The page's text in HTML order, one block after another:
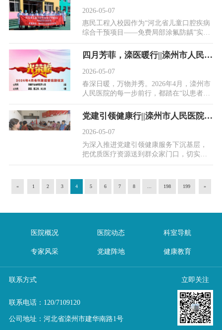
2026-05-07
惠民工程入校园作为“河北省儿童口腔疾病
综合干预项目——免费局部涂氟防龋”实施
单位，滦州市人民医院始终坚持公益为
先、服务为...
四月芳菲，滦医暖行||滦州市人民医院在细节中书写“以患者为中心”的温暖答卷
2026-05-07
春深日暖，万物并秀。2026年4月，滦州市
人民医院的每一步前行，都踏在“以患者为
中心”的坚实足迹上。我们相信，医疗不仅
是技术的...
党建引领健康行||滦州市人民医院携手甄庄卫生院，健康科普+免费检查暖民心
2026-05-07
为深入推进党建引领健康服务下沉基层，
把优质医疗资源送到群众家门口，切实提
升村民健康素养与就医获得感，4月30日下
« 1 2 3 4 5 6 7 8 198 199 »
医院概况 医院动态 科室导航
专家风采 党建阵地 健康教育
联系方式
联系电话： 120/7109120
公司地址：河北省滦州市建华南路1号
立即关注